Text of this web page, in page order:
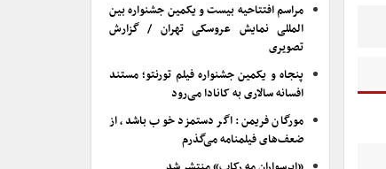
مراسم افتتاحیه بیست و یکمین جشنواره بین
المللی نمایش عروسکی تهران / گزارش
تصویری
پنجاه و یکمین جشنواره فیلم تورنتو؛ مستند
افسانه سالاری به کانادا می‌رود
مورگان فریمن: اگر دستمزد خوب باشد، از
ضعف‌های فیلمنامه می‌گذرم